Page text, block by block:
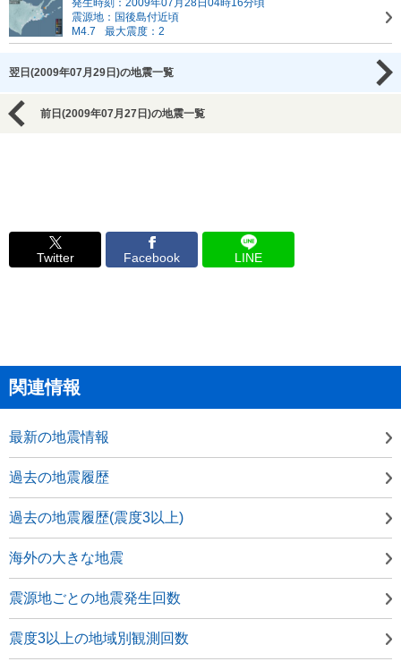
発生時刻：2009年07月28日04時16分頃
震源地：国後島付近頃
M4.7
最大震度：2
翌日(2009年07月29日)の地震一覧
前日(2009年07月27日)の地震一覧
Twitter Facebook LINE
関連情報
最新の地震情報
過去の地震履歴
過去の地震履歴(震度3以上)
海外の大きな地震
震源地ごとの地震発生回数
震度3以上の地域別観測回数